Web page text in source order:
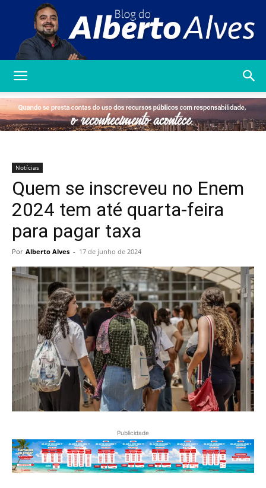
Alberto
Notícias
Quem se inscreveu no Enem
2024 tem até quarta-feira
para pagar taxa
Por Alberto Alves - 17 de junho de 2024
Publicidade